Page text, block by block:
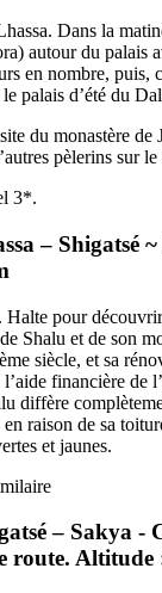
Dans la
autour du palais
en nombre, puis,
palais d’été du
du monastère de
pèlerins sur
3*.
– Shigatsé
Halte pour
Shalu et de son
siècle, et sa
l’aide financière de
diffère
raison de sa
et jaunes.
– Sakya -
route. Altitude